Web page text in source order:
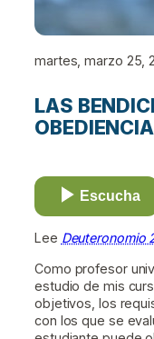
martes, marzo 25,
LAS
OBEDIENCIA
Escucha
Lee Deuteronomio
Como profesor
estudio de mis
objetivos, los
con los que se